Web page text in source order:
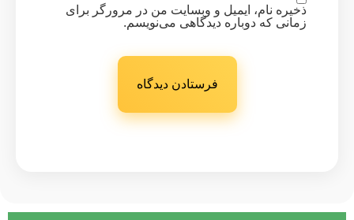
ذخیره نام، ایمیل و وبسایت من در مرورگر برای
زمانی که دوباره دیدگاهی می‌نویسم.